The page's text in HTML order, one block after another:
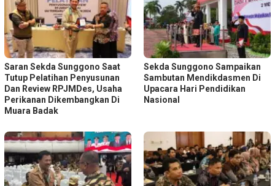
Saran Sekda Sunggono Saat
Tutup Pelatihan Penyusunan
Dan Review RPJMDes, Usaha
Perikanan Dikembangkan Di
Muara Badak
Sekda Sunggono Sampaikan
Sambutan Mendikdasmen Di
Upacara Hari Pendidikan
Nasional